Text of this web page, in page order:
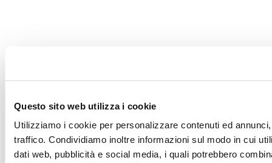
Questo sito web utilizza i cookie
Utilizziamo i cookie per personalizzare contenuti ed
traffico. Condividiamo inoltre informazioni sul modo in cui
dati web, pubblicità e social media, i quali potrebbero